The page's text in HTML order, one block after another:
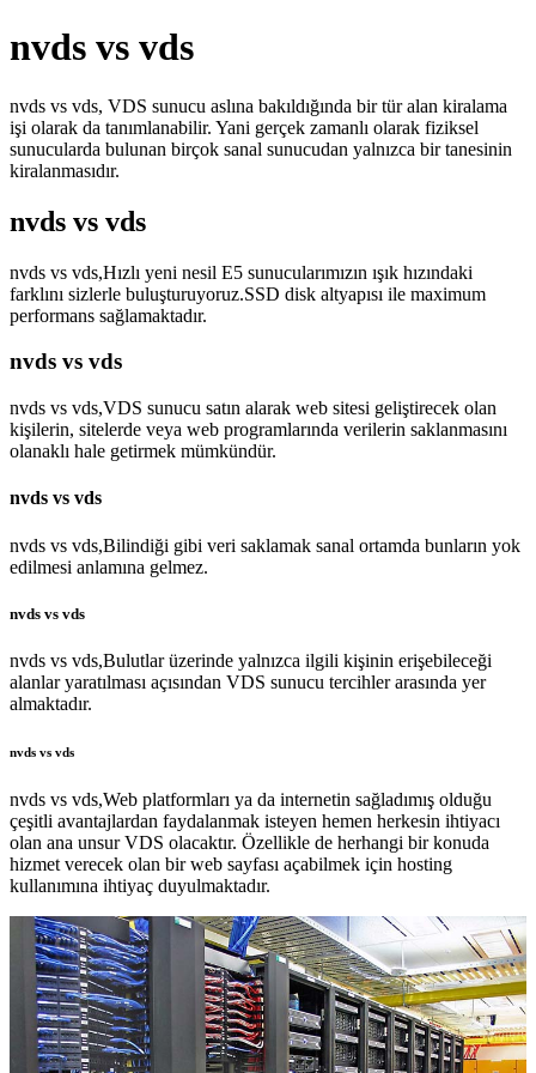
nvds vs vds
nvds vs vds, VDS sunucu aslına bakıldığında bir tür alan kiralama
işi olarak da tanımlanabilir. Yani gerçek zamanlı olarak fiziksel
sunucularda bulunan birçok sanal sunucudan yalnızca bir tanesinin
kiralanmasıdır.
nvds vs vds
nvds vs vds,Hızlı yeni nesil E5 sunucularımızın ışık hızındaki
farklını sizlerle buluşturuyoruz.SSD disk altyapısı ile maximum
performans sağlamaktadır.
nvds vs vds
nvds vs vds,VDS sunucu satın alarak web sitesi geliştirecek olan
kişilerin, sitelerde veya web programlarında verilerin saklanmasını
olanaklı hale getirmek mümkündür.
nvds vs vds
nvds vs vds,Bilindiği gibi veri saklamak sanal ortamda bunların yok
edilmesi anlamına gelmez.
nvds vs vds
nvds vs vds,Bulutlar üzerinde yalnızca ilgili kişinin erişebileceği
alanlar yaratılması açısından VDS sunucu tercihler arasında yer
almaktadır.
nvds vs vds
nvds vs vds,Web platformları ya da internetin sağladımış olduğu
çeşitli avantajlardan faydalanmak isteyen hemen herkesin ihtiyacı
olan ana unsur VDS olacaktır. Özellikle de herhangi bir konuda
hizmet verecek olan bir web sayfası açabilmek için hosting
kullanımına ihtiyaç duyulmaktadır.